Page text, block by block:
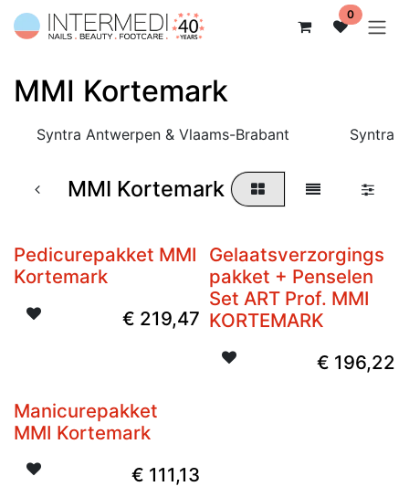
Overslaan naar inhoud 0
MMI Kortemark
Syntra Antwerpen & Vlaams-Brabant Syntra
MMI Kortemark
Pedicurepakket MMI
Kortemark
€ 219,47
Gelaatsverzorgings
pakket + Penselen
Set ART Prof. MMI
KORTEMARK
€ 196,22
Manicurepakket
MMI Kortemark
€ 111,13